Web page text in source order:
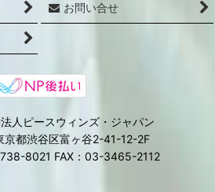
お問い合せ
人ピースウィンズ・ジャパン
都渋谷区富ヶ谷2-41-12-2F
8021 FAX：03-3465-2112